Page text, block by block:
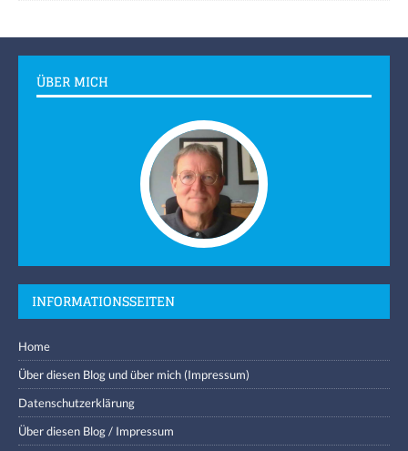
ÜBER MICH
INFORMATIONSSEITEN
Home
Über diesen Blog und über mich (Impressum)
Datenschutzerklärung
Über diesen Blog / Impressum